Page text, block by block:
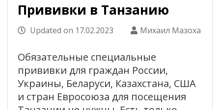
Прививки в Танзанию
Updated on 17.02.2023 Михаил Мазоха
Обязательные специальные
прививки для граждан России,
Украины, Беларуси, Казахстана, США
и стран Евросоюза для посещения